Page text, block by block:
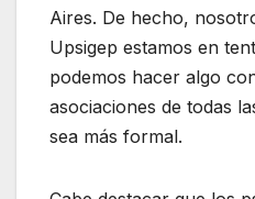
Aires. De hecho,
Upsigep estamos en
podemos hacer algo
asociaciones de todas
sea más formal.